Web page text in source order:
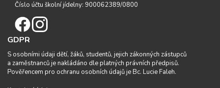
Číslo účtu školní jídelny: 900062389/0800
GDPR
S osobními údaji dětí, žáků, studentů, jejich zákonných zástupců
a zaměstnanců je nakládáno dle platných právních předpisů.
Pověřencem pro ochranu osobních údajů je Bc. Lucie Faleh.